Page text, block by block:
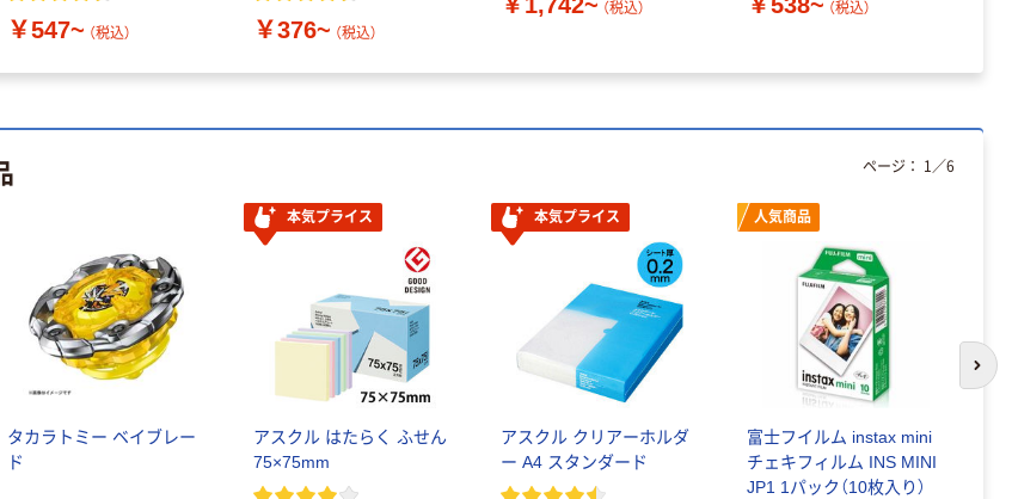
￥547~ （税込） ￥376~ （税込）
（税込） （税込）
タカラトミー ベイブレー
ド
本気プライス
アスクル はたらく ふせん
75×75mm
本気プライス
アスクル クリアーホルダ
ー A4 スタンダード
人気商品
富士フイルム instax mini
チェキフィルム INS MINI
JP1 1パック（10枚入り）
ページ： 1 ／6
次
シングル アスク
オリジナル
ファーストレイ
ト 粉なし（パ
ウダーフリー）